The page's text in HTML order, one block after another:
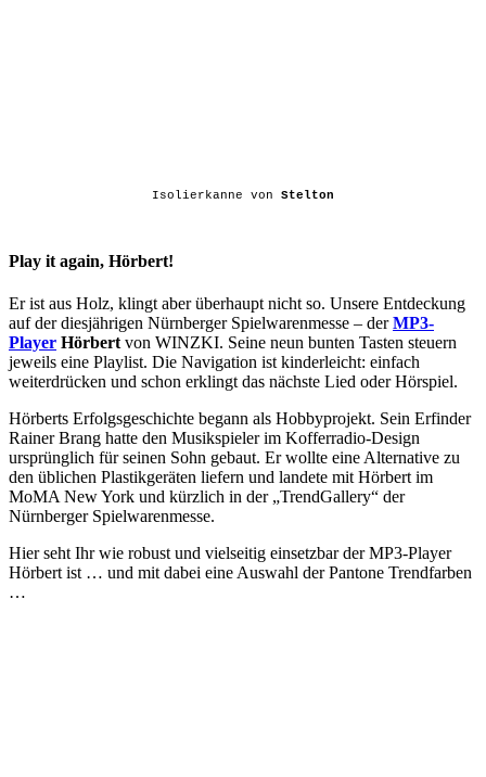
Isolierkanne von Stelton
Play it again, Hörbert!
Er ist aus Holz, klingt aber überhaupt nicht so. Unsere Entdeckung
auf der diesjährigen Nürnberger Spielwarenmesse – derMP3-
Player Hörbert von WINZKI. Seine neun bunten Tasten steuern
jeweils eine Playlist. Die Navigation ist kinderleicht: einfach
weiterdrücken und schon erklingt das nächste Lied oder Hörspiel.
Hörberts Erfolgsgeschichte begann als Hobbyprojekt. Sein Erfinder
Rainer Brang hatte den Musikspieler im Kofferradio-Design
ursprünglich für seinen Sohn gebaut. Er wollte eine Alternative zu
den üblichen Plastikgeräten liefern und landete mit Hörbert im
MoMA New York und kürzlich in der „TrendGallery“ der
Nürnberger Spielwarenmesse.
Hier seht Ihr wie robust und vielseitig einsetzbar der MP3-Player
Hörbert ist … und mit dabei eine Auswahl der Pantone Trendfarben
…